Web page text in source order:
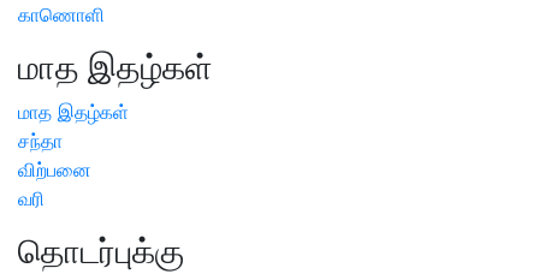
காணொளி
மாத இதழ்கள்
மாத இதழ்கள்
சந்தா
விற்பனை
வரி
தொடர்புக்கு